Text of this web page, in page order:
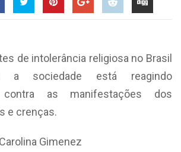
de intolerância religiosa no Brasil
a sociedade está reagindo
contra as manifestações dos
e crenças.
Gimenez